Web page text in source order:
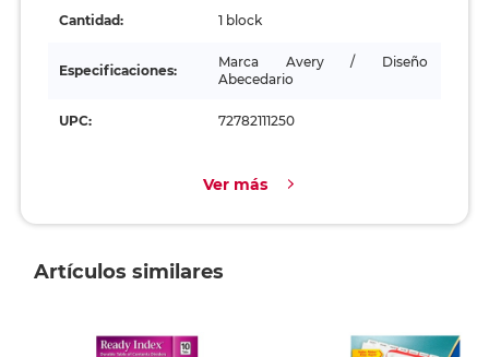
Cantidad: 1 block
Especificaciones:
Marca Avery / Diseño
Abecedario
UPC: 72782111250
Ver más
Artículos similares